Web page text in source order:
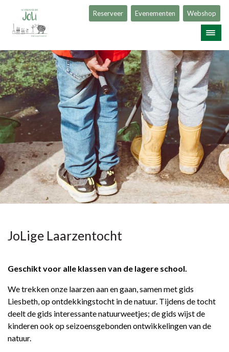
Reserveer Evenementen Webshop
JoLige Laarzentocht
Geschikt voor alle klassen van de lagere school.
We trekken onze laarzen aan en gaan, samen met gids
Liesbeth, op ontdekkingstocht in de natuur. Tijdens de tocht
deelt de gids interessante natuurweetjes; de gids wijst de
kinderen ook op seizoensgebonden ontwikkelingen van de
natuur.